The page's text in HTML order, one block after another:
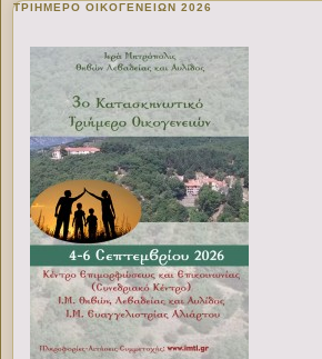
ΤΡΙΗΜΕΡΟ ΟΙΚΟΓΕΝΕΙΩΝ 2026